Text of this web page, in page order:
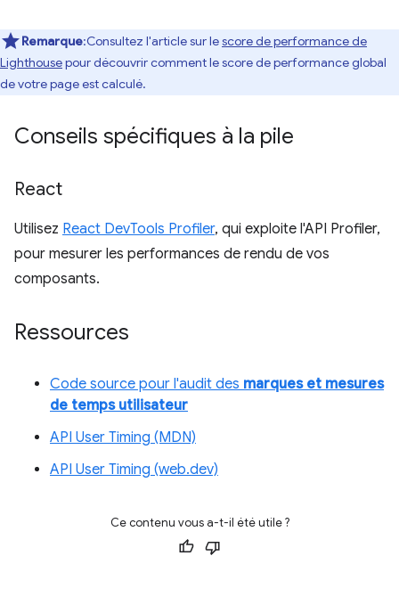
Remarque:Consultez l'article sur lescore de performance de
Lighthousepour découvrir comment le score de performance global
de votre page est calculé.
Conseils spécifiques à la pile
React
Utilisez React DevTools Profiler, qui exploite l'API Profiler,
pour mesurer les performances de rendu de vos
composants.
Ressources
Code source pour l'audit des marques et mesures
de temps utilisateur
API User Timing (MDN)
API User Timing (web.dev)
Ce contenu vous a-t-il été utile ?